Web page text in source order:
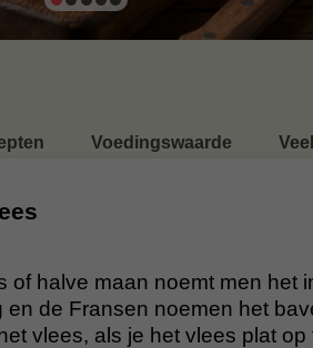
Voedingswaarde
of halve maan noemt men het
en de Fransen noemen het
vlees, als je het vlees plat